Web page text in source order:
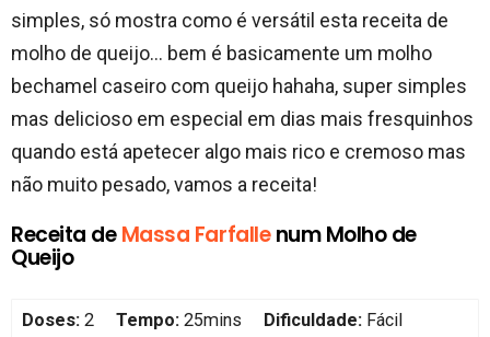
simples, só mostra como é versátil esta receita de
molho de queijo… bem é basicamente um molho
bechamel caseiro com queijo hahaha, super simples
mas delicioso em especial em dias mais fresquinhos
quando está apetecer algo mais rico e cremoso mas
não muito pesado, vamos a receita!
Receita deMassa Farfallenum Molho de
Queijo
Doses: 2 Tempo: 25mins Dificuldade: Fácil